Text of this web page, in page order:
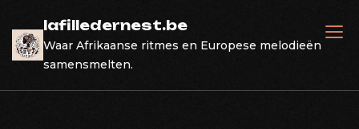
content
lafilledernest.be
Waar Afrikaanse ritmes en Europese melodieën
samensmelten.